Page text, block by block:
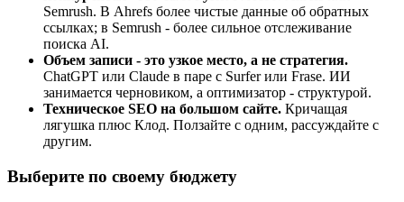
Semrush. В Ahrefs более чистые данные об обратных
ссылках; в Semrush - более сильное отслеживание
поиска AI.
Объем записи - это узкое место, а не стратегия.
ChatGPT или Claude в паре с Surfer или Frase. ИИ
занимается черновиком, а оптимизатор - структурой.
Техническое SEO на большом сайте. Кричащая
лягушка плюс Клод. Ползайте с одним, рассуждайте с
другим.
Выберите по своему бюджету